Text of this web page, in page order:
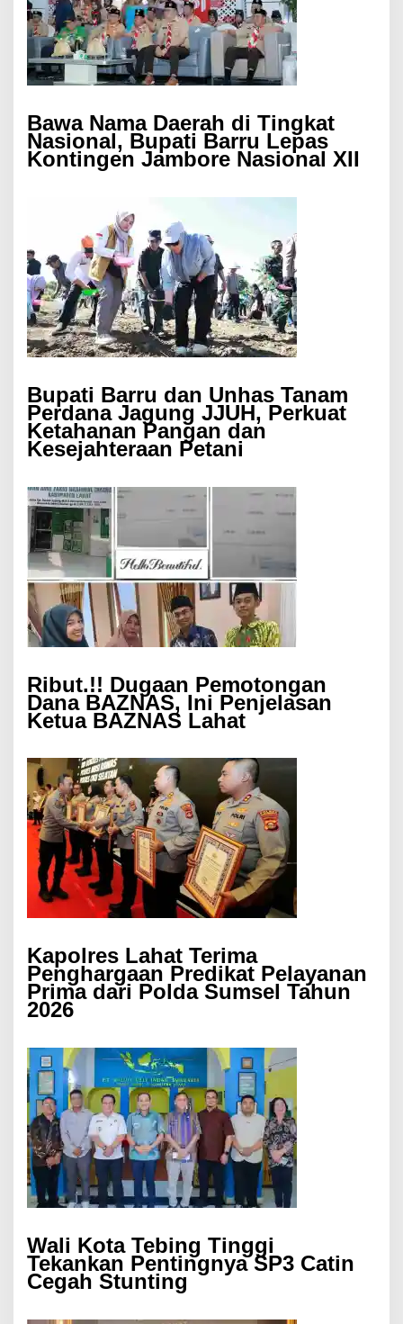
Bawa Nama Daerah di Tingkat
Nasional, Bupati Barru Lepas
Kontingen Jambore Nasional XII
Bupati Barru dan Unhas Tanam
Perdana Jagung JJUH, Perkuat
Ketahanan Pangan dan
Kesejahteraan Petani
Ribut.!! Dugaan Pemotongan
Dana BAZNAS, Ini Penjelasan
Ketua BAZNAS Lahat
Kapolres Lahat Terima
Penghargaan Predikat Pelayanan
Prima dari Polda Sumsel Tahun
2026
Wali Kota Tebing Tinggi
Tekankan Pentingnya SP3 Catin
Cegah Stunting